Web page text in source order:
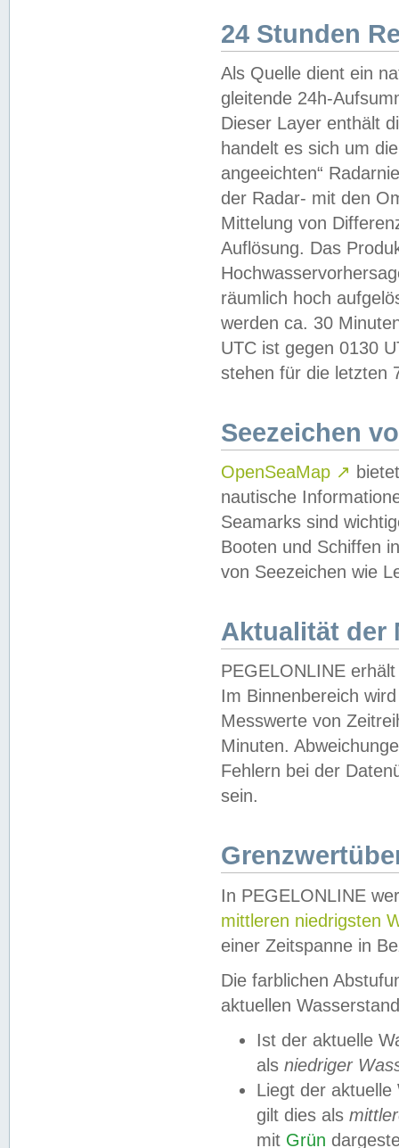
24 Stunden
Als Quelle dient ein
gleitende 24h-
Dieser Layer enthält
handelt es sich um
angeeichten“
der Radar- mit den
Mittelung von
Auflösung. Das
räumlich hoch
werden ca. 30
UTC ist gegen 0130
stehen für die letzten
Seezeichen
OpenSeaMap ↗
nautische
Seamarks sind
Booten und Schiffen
von Seezeichen wie
Aktualität der
PEGELONLINE
Im Binnenbereich
Messwerte von
Minuten.
Fehlern bei der
sein.
In PEGELONLINE
mittleren niedrigsten
einer Zeitspanne in
Die farblichen
aktuellen
Ist der aktuelle
als niedriger
Liegt der
gilt dies als
mit Grün